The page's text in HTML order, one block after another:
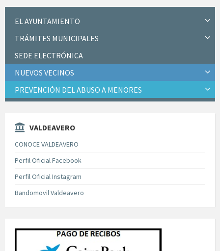
EL AYUNTAMIENTO
TRÁMITES MUNICIPALES
SEDE ELECTRÓNICA
NUEVOS VECINOS
PREVENCIÓN DEL ABUSO A MENORES
VALDEAVERO
CONOCE VALDEAVERO
Perfil Oficial Facebook
Perfil Oficial Instagram
Bandomovil Valdeavero